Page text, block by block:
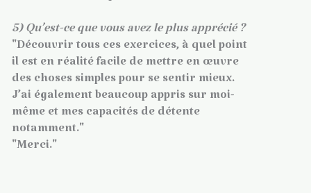
5) Qu’est-ce que vous avez le plus apprécié ?
"Découvrir tous ces exercices, à quel point
il est en réalité facile de mettre en œuvre
des choses simples pour se sentir mieux.
J’ai également beaucoup appris sur moi-
même et mes capacités de détente
notamment."
"Merci."